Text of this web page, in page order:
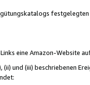
eine Amazon-Website
und (iii) beschriebenen